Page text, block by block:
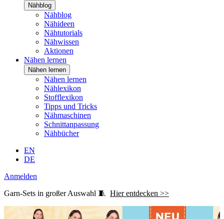
Nähblog
Nähblog
Nähideen
Nähtutorials
Nähwissen
Aktionen
Nähen lernen
Nähen lernen
Nähen lernen
Nählexikon
Stofflexikon
Tipps und Tricks
Nähmaschinen
Schnittanpassung
Nähbücher
EN
DE
Anmelden
Garn-Sets in großer Auswahl 🧵 Hier entdecken >>